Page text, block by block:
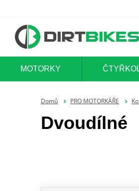
MOTORKY
Domů PRO MOTORKÁŘE
Dvoudílné